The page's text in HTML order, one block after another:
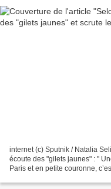
internet (c) Sputnik / Natalia
écoute des "gilets jaunes" : "
Paris et en petite couronne,